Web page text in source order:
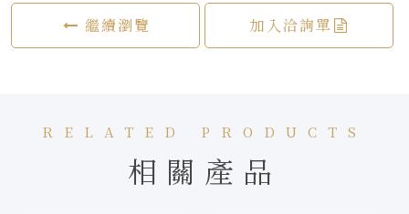
繼續瀏覽 加入洽詢單
RELATED PRODUCTS
相關產品